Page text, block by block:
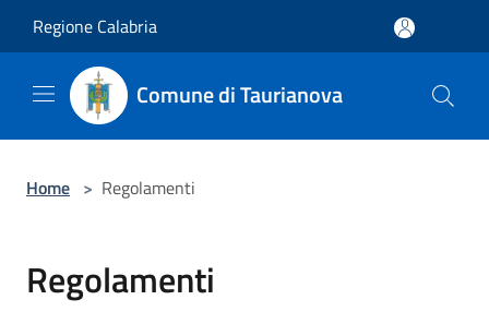
Regione Calabria
Comune di Taurianova
Home > Regolamenti
Regolamenti